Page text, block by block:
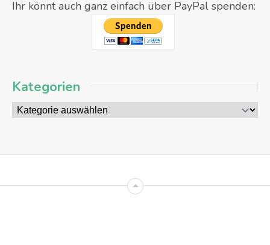
Ihr könnt auch ganz einfach über PayPal spenden:
Kategorien